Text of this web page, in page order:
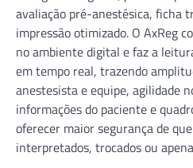
avaliação pré-anestésica, ficha
impressão otimizado. O AxReg
no ambiente digital e faz a
em tempo real, trazendo
anestesista e equipe, agilidade
informações do paciente e
oferecer maior segurança de
interpretados, trocados ou